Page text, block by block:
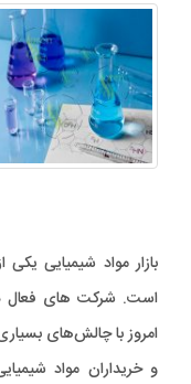
بازار مواد شیمیایی
است. شرکت های فعال
امروز با چالش‌های
و خریداران مواد